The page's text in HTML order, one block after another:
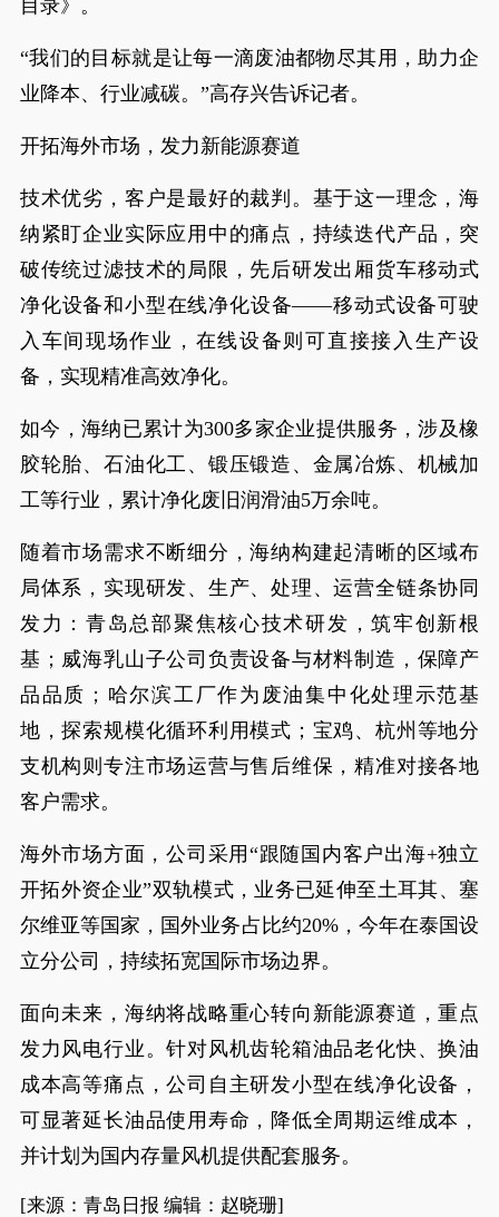
目录》。
“我们的目标就是让每一滴废油都物尽其用，助力企
业降本、行业减碳。”高存兴告诉记者。
开拓海外市场，发力新能源赛道
技术优劣，客户是最好的裁判。基于这一理念，海
纳紧盯企业实际应用中的痛点，持续迭代产品，突
破传统过滤技术的局限，先后研发出厢货车移动式
净化设备和小型在线净化设备——移动式设备可驶
入车间现场作业，在线设备则可直接接入生产设
备，实现精准高效净化。
如今，海纳已累计为300多家企业提供服务，涉及橡
胶轮胎、石油化工、锻压锻造、金属冶炼、机械加
工等行业，累计净化废旧润滑油5万余吨。
随着市场需求不断细分，海纳构建起清晰的区域布
局体系，实现研发、生产、处理、运营全链条协同
发力：青岛总部聚焦核心技术研发，筑牢创新根
基；威海乳山子公司负责设备与材料制造，保障产
品品质；哈尔滨工厂作为废油集中化处理示范基
地，探索规模化循环利用模式；宝鸡、杭州等地分
支机构则专注市场运营与售后维保，精准对接各地
客户需求。
海外市场方面，公司采用“跟随国内客户出海+独立
开拓外资企业”双轨模式，业务已延伸至土耳其、塞
尔维亚等国家，国外业务占比约20%，今年在泰国设
立分公司，持续拓宽国际市场边界。
面向未来，海纳将战略重心转向新能源赛道，重点
发力风电行业。针对风机齿轮箱油品老化快、换油
成本高等痛点，公司自主研发小型在线净化设备，
可显著延长油品使用寿命，降低全周期运维成本，
并计划为国内存量风机提供配套服务。
[来源：青岛日报 编辑：赵晓珊]